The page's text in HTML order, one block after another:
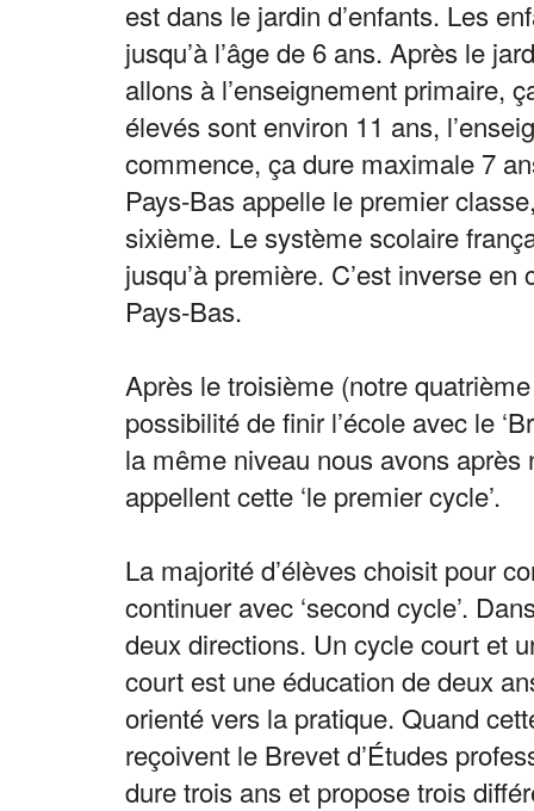
est dans le jardin d’enfants. Les
jusqu’à l’âge de 6 ans. Après le
allons à l’enseignement primaire,
élevés sont environ 11 ans,
commence, ça dure maximale 7
Pays-Bas appelle le premier
sixième. Le système scolaire
jusqu’à première. C’est inverse
Pays-Bas.
Après le troisième (notre
possibilité de finir l’école avec le
la même niveau nous avons
appellent cette ‘le premier cycle’.
La majorité d’élèves choisit pour
continuer avec ‘second cycle’.
deux directions. Un cycle court et
court est une éducation de deux
orienté vers la pratique. Quand
reçoivent le Brevet d’Études
dure trois ans et propose trois